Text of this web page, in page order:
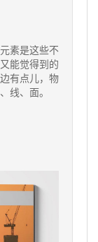
素是这些不
能觉得到的
有点儿，物
线、面。